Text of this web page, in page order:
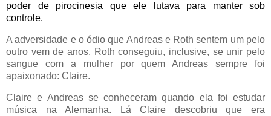
poder de pirocinesia que ele lutava para manter sob
controle.
A adversidade e o ódio que Andreas e Roth sentem um pelo
outro vem de anos. Roth conseguiu, inclusive, se unir pelo
sangue com a mulher por quem Andreas sempre foi
apaixonado: Claire.
Claire e Andreas se conheceram quando ela foi estudar
música na Alemanha. Lá Claire descobriu que era